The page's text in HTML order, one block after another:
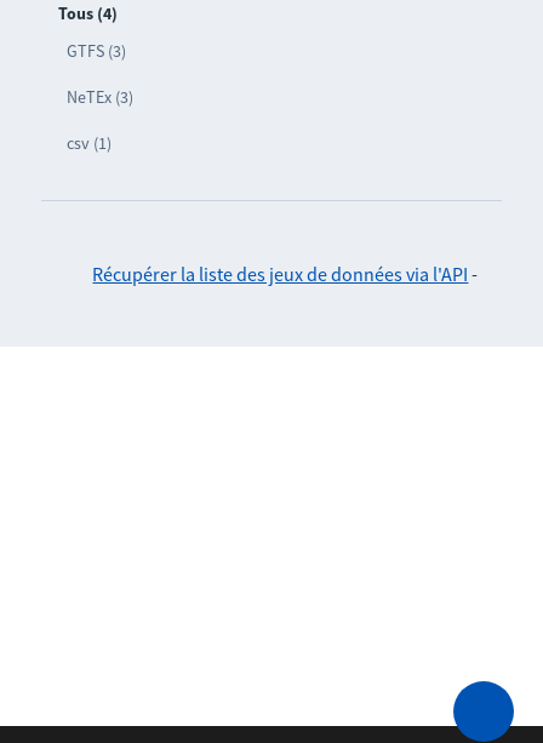
Tous (4)
GTFS (3)
NeTEx (3)
csv (1)
Récupérer la liste des jeux de données via l'API -